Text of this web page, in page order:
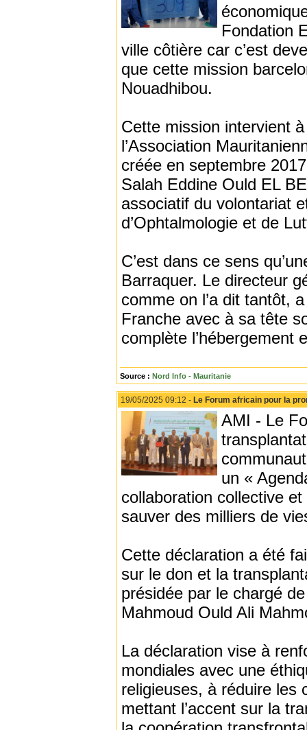
Fondation
ville côtière car c’est
que cette mission
Nouadhibou.
Cette mission intervient
l’Association
créée en septembre
Salah Eddine Ould EL
associatif du volontariat
d’Ophtalmologie et de
C’est dans ce sens
Barraquer. Le directeur
comme on l’a dit tantôt,
Franche avec à sa tête
complète l’hébergement
Source : Nord Info - Mauritanie
19/05/2025 09:12 - Le Forum africain pour la
AMI - Le
un «
collaboration collective
sauver des milliers de
Cette déclaration a été
sur le don et la
présidée par le chargé
Mahmoud Ould Ali
La déclaration vise à
mondiales avec une
religieuses, à réduire les
mettant l’accent sur la